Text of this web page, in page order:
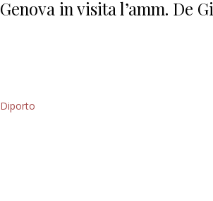
Genova in visita l’amm. De
Diporto